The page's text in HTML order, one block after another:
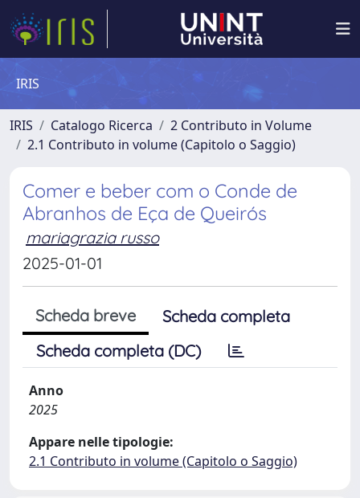
IRIS
IRIS Catalogo Ricerca
2 Contributo in Volume
2.1 Contributo in volume (Capitolo o Saggio)
Comer e beber com o Conde de
Abranhos de Eça de Queirós
mariagrazia russo
2025-01-01
Scheda breve
Scheda completa
Scheda completa (DC)
Anno
2025
Appare nelle tipologie:
2.1 Contributo in volume (Capitolo o Saggio)